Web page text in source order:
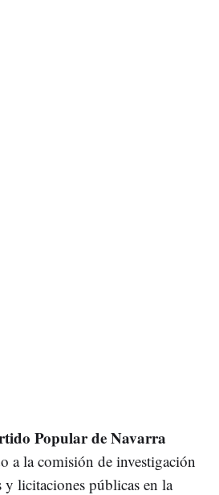
Popular de Navarra
a la comisión de investigación
y licitaciones públicas en la